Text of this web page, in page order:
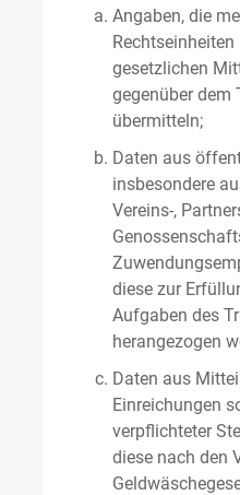
Angaben, die
gesetzlichen
gegenüber dem
übermitteln;
Daten aus
insbesondere
Vereins-,
diese zur
Aufgaben des
herangezogen
Daten aus
Einreichungen
verpflichteter
diese nach den